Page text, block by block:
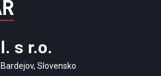
s r.o.
Slovensko